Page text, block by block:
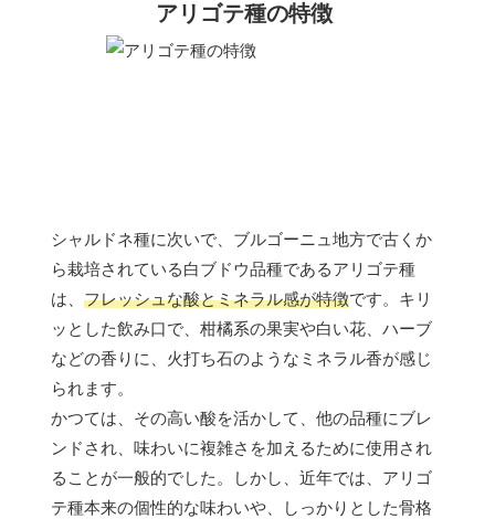
アリゴテ種の特徴
シャルドネ種に次いで、ブルゴーニュ地方で古くか
ら栽培されている白ブドウ品種であるアリゴテ種
は、 フレッシュな酸とミネラル感が特徴です。キリ
ッとした飲み口で、柑橘系の果実や白い花、ハーブ
などの香りに、火打ち石のようなミネラル香が感じ
られます。
かつては、その高い酸を活かして、他の品種にブレ
ンドされ、味わいに複雑さを加えるために使用され
ることが一般的でした。しかし、近年では、アリゴ
テ種本来の個性的な味わいや、しっかりとした骨格